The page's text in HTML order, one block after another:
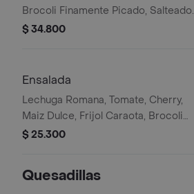
Brocoli Finamente Picado, Salteado
Cremoso De Aguacate Y Cilantro.
$ 34.800
Ensalada
Lechuga Romana, Tomate, Cherry,
Maiz Dulce, Frijol Caraota, Brocoli
Banado En Salsa De Soya Jengibre O
$ 25.300
Quesadillas